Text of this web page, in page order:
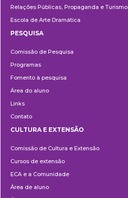
Relações Públicas, Propaganda e Turismo
Escola de Arte Dramática
PESQUISA
Comissão de Pesquisa
Programas
Fomento à pesquisa
Área do aluno
Links
Contato
e
Extensão
CULTURA E EXTENSÃO
Comissão de Cultura e Extensão
Cursos de extensão
ECA e a Comunidade
Área de aluno